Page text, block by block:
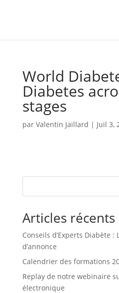
World
Diabetes
stages
par Valentin Jaillard | Juil 3,
Articles récents
Conseils d’Experts Diabète :
d’annonce
Calendrier des formations
Replay de notre webinaire
électronique